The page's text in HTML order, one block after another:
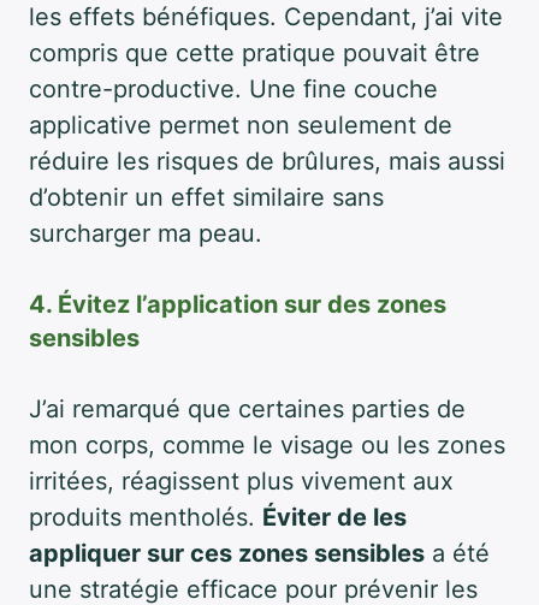
les effets bénéfiques. Cependant, j’ai vite
compris que cette pratique pouvait être
contre-productive. Une fine couche
applicative permet non seulement de
réduire les risques de brûlures, mais aussi
d’obtenir un effet similaire sans
surcharger ma peau.
4. Évitez l’application sur des zones
sensibles
J’ai remarqué que certaines parties de
mon corps, comme le visage ou les zones
irritées, réagissent plus vivement aux
produits mentholés. Éviter de les
appliquer sur ces zones sensibles a été
une stratégie efficace pour prévenir les